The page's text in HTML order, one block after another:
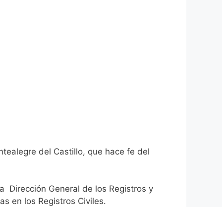
del Castillo, que hace fe del
Dirección General de los Registros y
en los Registros Civiles.